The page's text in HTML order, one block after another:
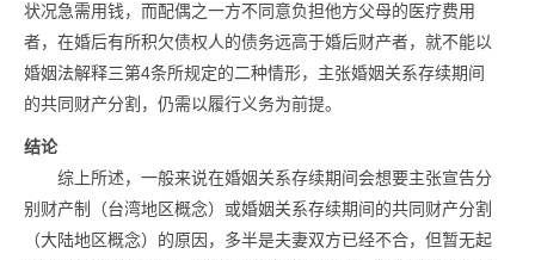
状况急需用钱，而配偶之一方不同意负担他方父母的医疗费用
者，在婚后有所积欠债权人的债务远高于婚后财产者，就不能以
婚姻法解释三第4条所规定的二种情形，主张婚姻关系存续期间
的共同财产分割，仍需以履行义务为前提。
结论
综上所述，一般来说在婚姻关系存续期间会想要主张宣告分
别财产制（台湾地区概念）或婚姻关系存续期间的共同财产分割
（大陆地区概念）的原因，多半是夫妻双方已经不合，但暂无起